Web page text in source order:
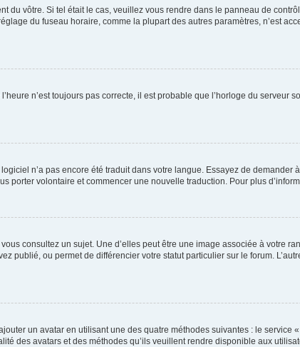
du vôtre. Si tel était le cas, veuillez vous rendre dans le panneau de
du fuseau horaire, comme la plupart des autres paramètres, n’est
n’est toujours pas correcte, il est probable que l’horloge du
n’a pas encore été traduit dans votre langue. Essayez de
porter volontaire et commencer une nouvelle traduction. Pour plus
consultez un sujet. Une d’elles peut être une image associée à votre
publié, ou permet de différencier votre statut particulier sur le forum.
un avatar en utilisant une des quatre méthodes suivantes : le service
des avatars et des méthodes qu’ils veuillent rendre disponible aux